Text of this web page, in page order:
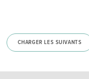
CHARGER LES SUIVANTS